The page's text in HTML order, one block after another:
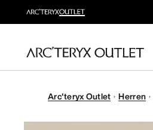
Arc'teryx Outlet Herren